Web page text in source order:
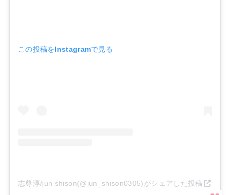
この投稿をInstagramで見る
志尊淳/jun shison(@jun_shison0305)がシェアした投稿